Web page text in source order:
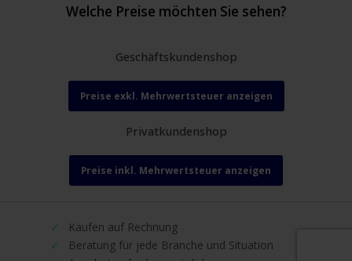
Welche Preise möchten Sie sehen?
Geschäftskundenshop
Preise exkl. Mehrwertsteuer anzeigen
Privatkundenshop
Preise inkl. Mehrwertsteuer anzeigen
Kaufen auf Rechnung
Beratung für jede Branche und Situation